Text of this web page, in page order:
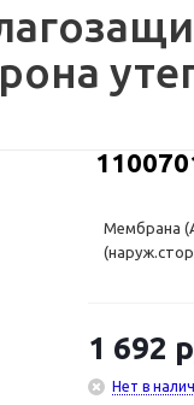
Мембрана
1 692
Нет в